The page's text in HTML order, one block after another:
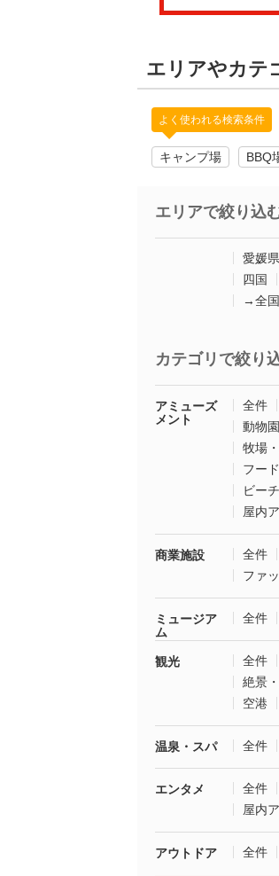
エリアやカテ
よく使われる検索条件
キャンプ場 BBQ
エリアで絞り込
愛媛県
四国
→全
カテゴリで絞り
アミューズ
メント
全件
動物
牧場
フー
ビー
屋内
商業施設 全件
ファ
ミュージア
ム
全件
観光 全件
絶景
空港
温泉・スパ 全件
エンタメ 全件
屋内
アウトドア 全件